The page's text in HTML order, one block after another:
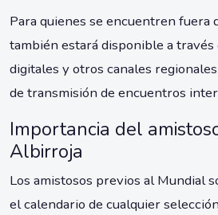
Para quienes se encuentren fuera
también estará disponible a
digitales y otros canales
de transmisión de encuentros
Importancia del
Albirroja
Los amistosos previos al Mundial
el calendario de cualquier